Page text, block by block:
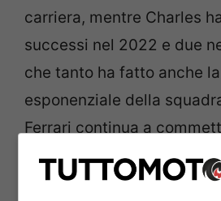
carriera, mentre Charles
successi nel 2022 e due
che tanto ha fatto anche
esponenziale della
Ferrari continua a
banali, mentre la RB